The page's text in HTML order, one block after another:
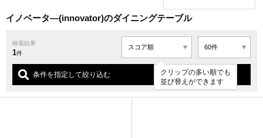
イノベータ―(innovator)のダイニングテーブル
検索結果
1件
クリップの多い順でも
並び替えができます
条件を指定して絞り込む